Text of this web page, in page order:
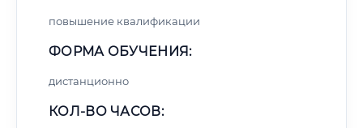
повышение квалификации
ФОРМА ОБУЧЕНИЯ:
дистанционно
КОЛ-ВО ЧАСОВ: